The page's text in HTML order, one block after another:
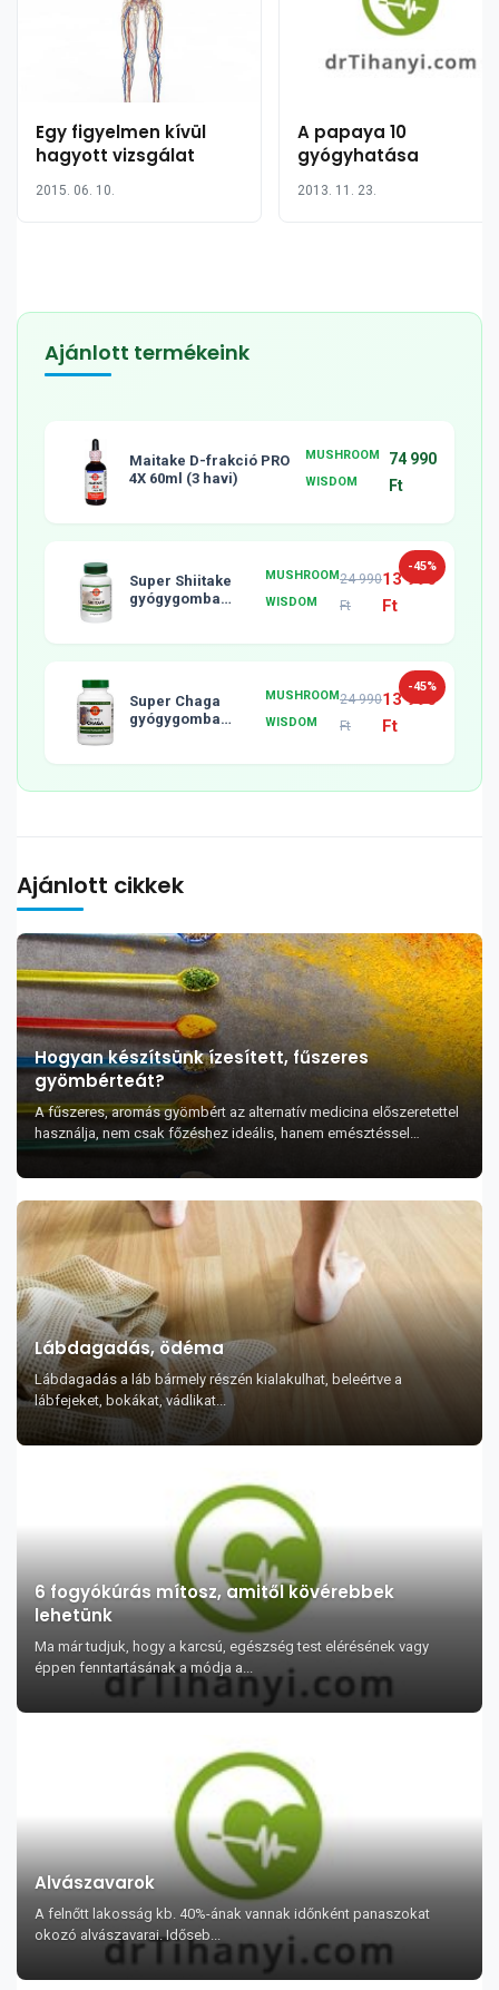
Egy figyelmen kívül
hagyott vizsgálat
2015. 06. 10.
A papaya 10
gyógyhatása
2013. 11. 23.
Ajánlott termékeink
Maitake D-frakció PRO
4X 60ml (3 havi)
MUSHROOM
WISDOM
74 990
Ft
-45%
Super Shiitake
gyógygomba
MUSHROOM
WISDOM
24 990
Ft
13 990
Ft
-45%
Super Chaga
gyógygomba
MUSHROOM
WISDOM
24 990
Ft
13 990
Ft
Ajánlott cikkek
Hogyan készítsünk ízesített, fűszeres
gyömbérteát?
A fűszeres, aromás gyömbért az alternatív medicina előszeretettel
használja, nem csak főzéshez ideális, hanem emésztéssel
összefüggő problémák enyhítésére is k...
Lábdagadás, ödéma
Lábdagadás a láb bármely részén kialakulhat, beleértve a
lábfejeket, bokákat, vádlikat...
6 fogyókúrás mítosz, amitől kövérebbek
lehetünk
Ma már tudjuk, hogy a karcsú, egészség test elérésének vagy
éppen fenntartásának a módja a...
Alvászavarok
A felnőtt lakosság kb. 40%-ának vannak időnként panaszokat
okozó alvászavarai. Időseb...